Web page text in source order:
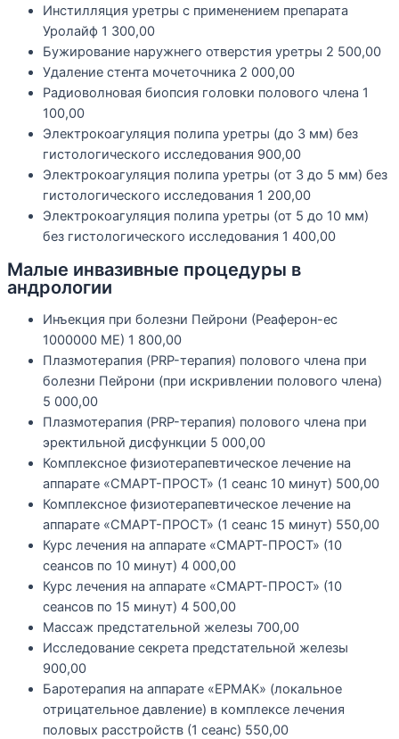
Инстилляция уретры с применением препарата
Уролайф 1 300,00
Бужирование наружнего отверстия уретры 2 500,00
Удаление стента мочеточника 2 000,00
Радиоволновая биопсия головки полового члена 1
100,00
Электрокоагуляция полипа уретры (до 3 мм) без
гистологического исследования 900,00
Электрокоагуляция полипа уретры (от 3 до 5 мм) без
гистологического исследования 1 200,00
Электрокоагуляция полипа уретры (от 5 до 10 мм)
без гистологического исследования 1 400,00
Малые инвазивные процедуры в
андрологии
Инъекция при болезни Пейрони (Реаферон-ес
1000000 МЕ) 1 800,00
Плазмотерапия (PRP-терапия) полового члена при
болезни Пейрони (при искривлении полового члена)
5 000,00
Плазмотерапия (PRP-терапия) полового члена при
эректильной дисфункции 5 000,00
Комплексное физиотерапевтическое лечение на
аппарате «СМАРТ-ПРОСТ» (1 сеанс 10 минут) 500,00
Комплексное физиотерапевтическое лечение на
аппарате «СМАРТ-ПРОСТ» (1 сеанс 15 минут) 550,00
Курс лечения на аппарате «СМАРТ-ПРОСТ» (10
сеансов по 10 минут) 4 000,00
Курс лечения на аппарате «СМАРТ-ПРОСТ» (10
сеансов по 15 минут) 4 500,00
Массаж предстательной железы 700,00
Исследование секрета предстательной железы
900,00
Баротерапия на аппарате «ЕРМАК» (локальное
отрицательное давление) в комплексе лечения
половых расстройств (1 сеанс) 550,00